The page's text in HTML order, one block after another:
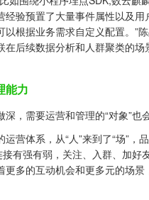
经验预置了大量事件属性以及用
以根据业务需求自定义配置。”
在后续数据分析和人群聚类的场
能力
，需要运营和管理的“对象”也会
营体系，从“人”来到了“场”，
接有强有弱，关注、入群、加好
更多的互动机会和更多元的场景